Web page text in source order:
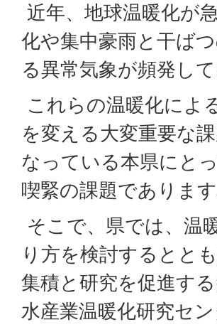
近年、地球温暖化が
化や集中豪雨と干ば
る異常気象が頻発して
これらの温暖化によ
を変える大変重要な
なっている本県にと
喫緊の課題であります
そこで、県では、温
り方を検討するとと
集積と研究を促進す
水産業温暖化研究セ